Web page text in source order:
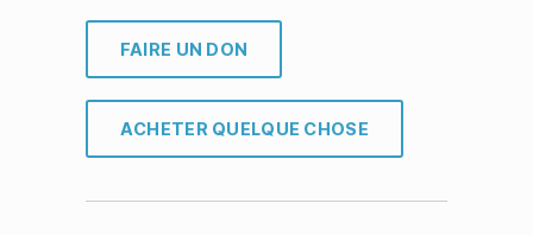
FAIRE UN DON
ACHETER QUELQUE CHOSE